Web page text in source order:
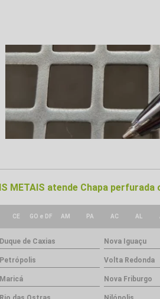
METAIS atende Chapa perfurada
CE GO e DF AM PA AC AL
Duque de Caxias Nova Iguaçu
Petrópolis Volta Redonda
Maricá Nova Friburgo